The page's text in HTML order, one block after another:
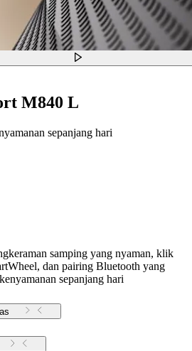
M840 L
sepanjang hari
samping yang nyaman, klik
dan pairing Bluetooth yang
sepanjang hari